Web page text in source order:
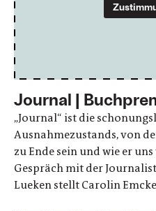
Journal |
„Journal“ ist die
Ausnahmezustands, von
zu Ende sein und wie er
Gespräch mit der
Lueken stellt Carolin